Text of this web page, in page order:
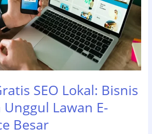
SEO Lokal: Bisnis
Lawan E-
Besar